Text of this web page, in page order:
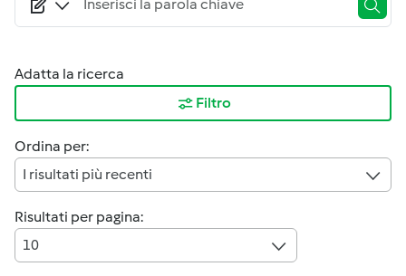
Adatta la ricerca
Filtro
Ordina per:
I risultati più recenti
Risultati per pagina:
10